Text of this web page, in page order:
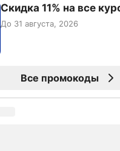
Скидка 11% на все
До 31 августа, 2026
Все промокоды